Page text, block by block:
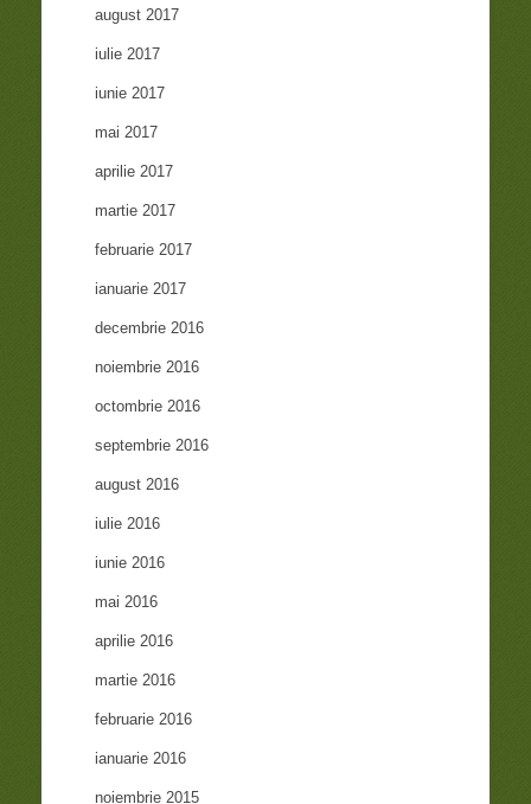
august 2017
iulie 2017
iunie 2017
mai 2017
aprilie 2017
martie 2017
februarie 2017
ianuarie 2017
decembrie 2016
noiembrie 2016
octombrie 2016
septembrie 2016
august 2016
iulie 2016
iunie 2016
mai 2016
aprilie 2016
martie 2016
februarie 2016
ianuarie 2016
noiembrie 2015